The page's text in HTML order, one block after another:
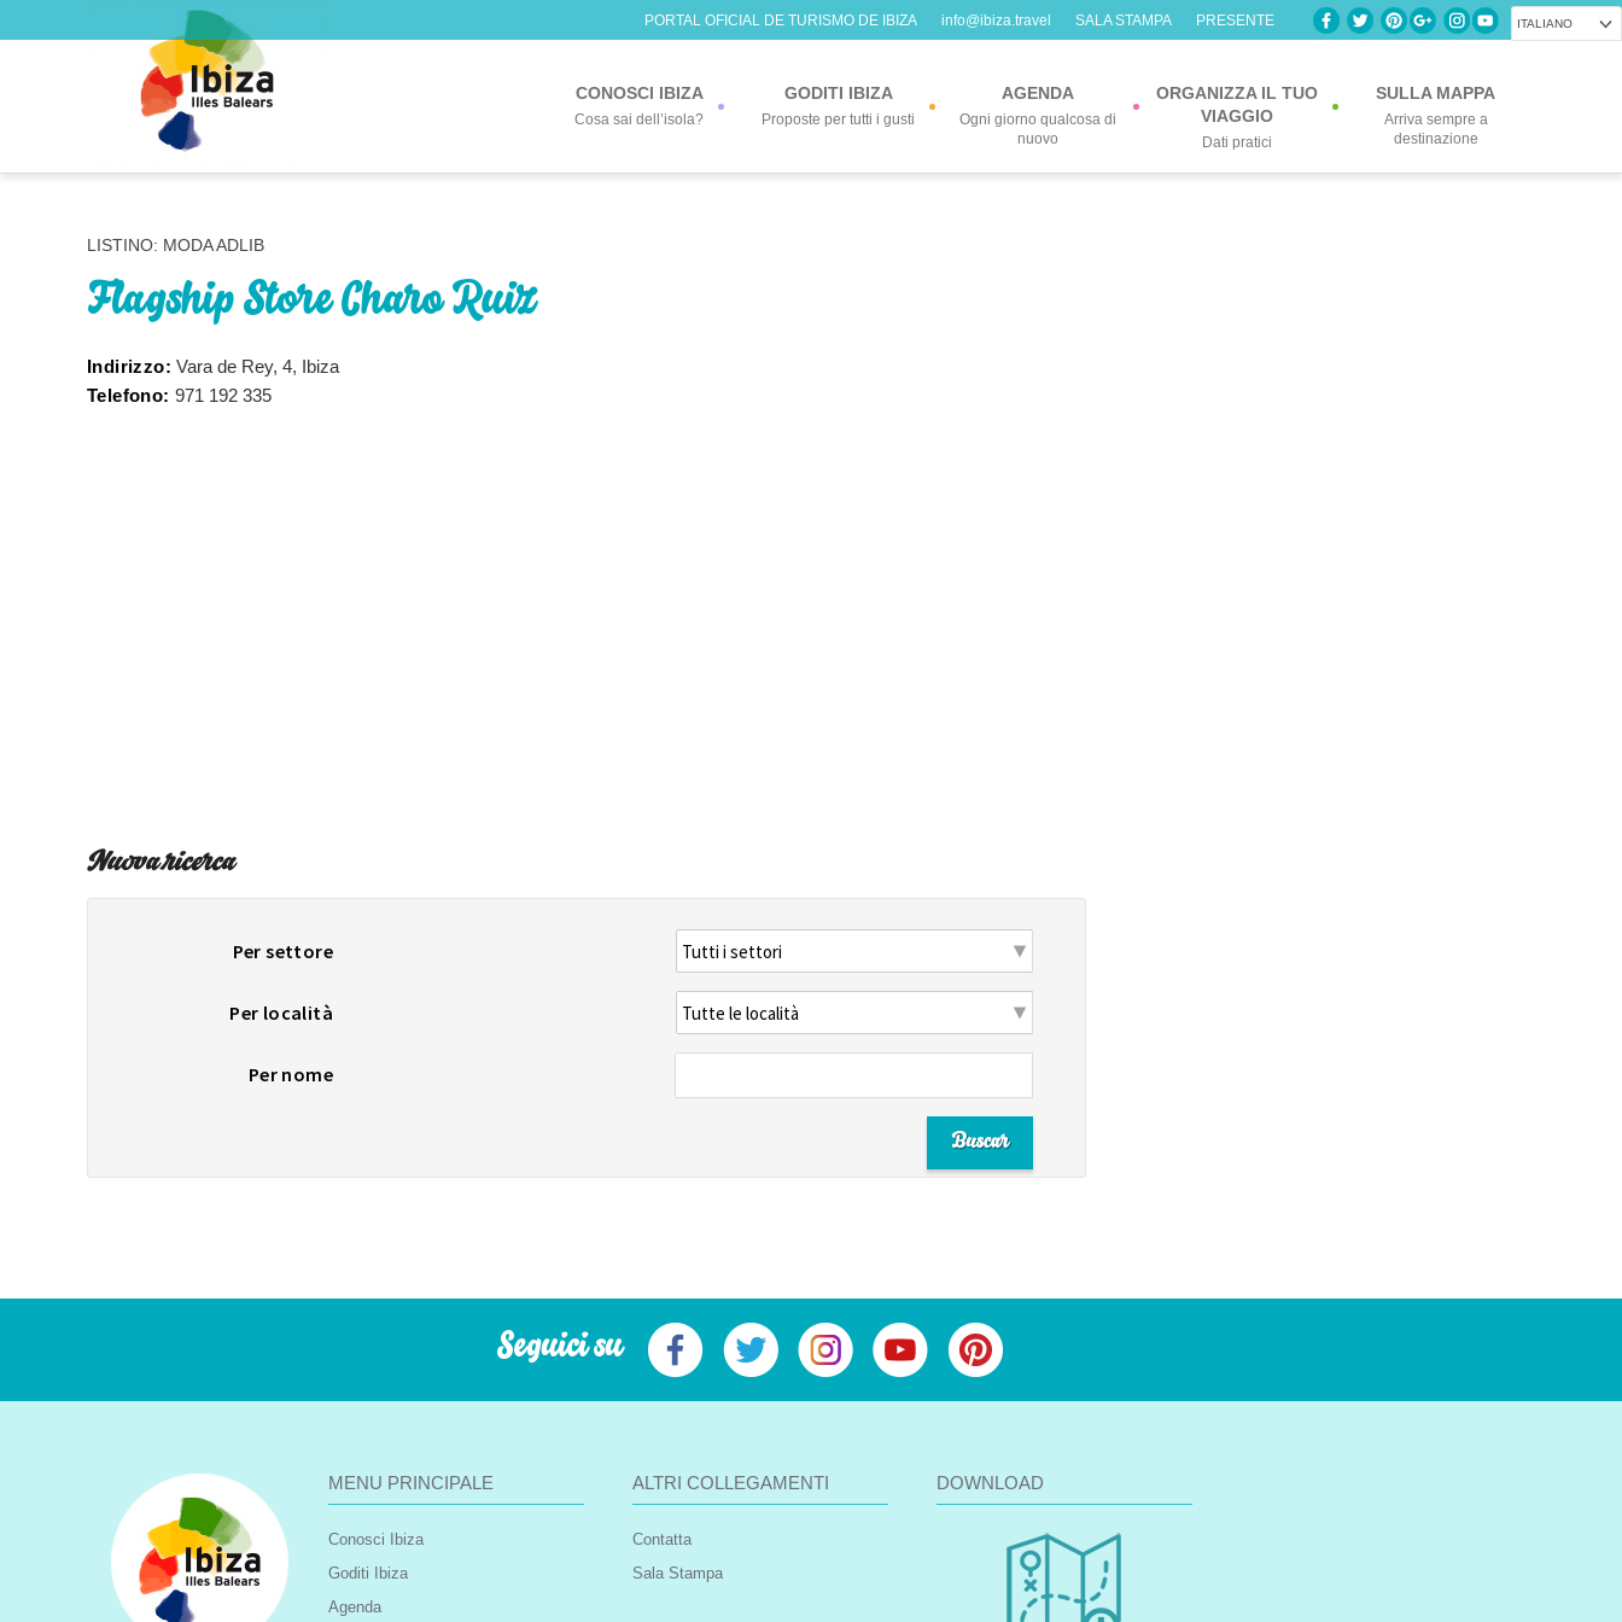
ITALIANO
PORTAL OFICIAL DE TURISMO DE IBIZA info@ibiza.travel SALA STAMPA PRESENTE
CONOSCI IBIZA
Cosa sai dell’isola?
GODITI IBIZA
Proposte per tutti i gusti
AGENDA
Ogni giorno qualcosa di
nuovo
ORGANIZZA IL TUO
VIAGGIO
Dati pratici
SULLA MAPPA
Arriva sempre a
destinazione
LISTINO: MODA ADLIB
Flagship Store Charo Ruiz
Indirizzo: Vara de Rey, 4, Ibiza
Telefono: 971 192 335
Nuova ricerca
Per settore
Per località
Per nome
Seguici su
MENU PRINCIPALE
Conosci Ibiza
Goditi Ibiza
Agenda
ALTRI COLLEGAMENTI
Contatta
Sala Stampa
DOWNLOAD